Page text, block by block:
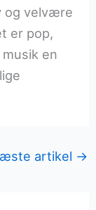
og velvære
er pop,
en
artikel →